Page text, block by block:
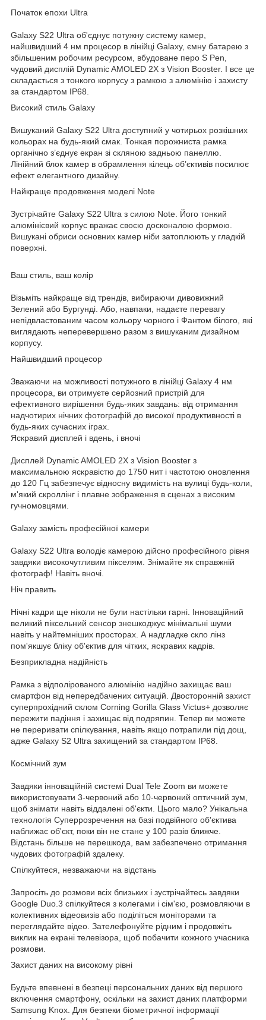
Початок епохи Ultra
Galaxy S22 Ultra об'єднує потужну систему камер,
найшвидший 4 нм процесор в лінійці Galaxy, ємну батарею з
збільшеним робочим ресурсом, вбудоване перо S Pen,
чудовий дисплій Dynamic AMOLED 2X з Vision Booster. І все це
складається з тонкого корпусу з рамкою з алюмінію і захисту
за стандартом IP68.
Високий стиль Galaxy
Вишуканий Galaxy S22 Ultra доступний у чотирьох розкішних
кольорах на будь-який смак. Тонкая порожниста рамка
органічно з’єднує екран зі скляною задньою панеллю.
Лінійний блок камер в обрамлення кілець об’єктивів посилює
ефект елегантного дизайну.
Найкраще продовження моделі Note
Зустрічайте Galaxy S22 Ultra з силою Note. Його тонкий
алюмінієвий корпус вражає своєю досконалою формою.
Вишукані обриси основних камер ніби затоплюють у гладкій
поверхні.
Ваш стиль, ваш колір
Візьміть найкраще від трендів, вибираючи дивовижний
Зелений або Бургунді. Або, навпаки, надаєте перевагу
непідвластованим часом кольору чорного і Фантом білого, які
виглядають неперевершено разом з вишуканим дизайном
корпусу.
Найшвидший процесор
Зважаючи на можливості потужного в лінійці Galaxy 4 нм
процесора, ви отримуєте серйозний пристрій для
ефективного вирішення будь-яких завдань: від отримання
надчотирих нічних фотографій до високої продуктивності в
будь-яких сучасних іграх.
Яскравий дисплей і вдень, і вночі
Дисплей Dynamic AMOLED 2X з Vision Booster з
максимальною яскравістю до 1750 нит і частотою оновлення
до 120 Гц забезпечує відносну видимість на вулиці будь-коли,
м'який скроллінг і плавне зображення в сценах з високим
гучномовцями.
Galaxy замість професійної камери
Galaxy S22 Ultra володіє камерою дійсно професійного рівня
завдяки високочутливим пікселям. Знімайте як справжній
фотограф! Навіть вночі.
Ніч править
Нічні кадри ще ніколи не були настільки гарні. Інноваційний
великий піксельний сенсор знешкоджує мінімальні шуми
навіть у найтемніших просторах. А надгладке скло лінз
пом'якшує бліку об'єктив для чітких, яскравих кадрів.
Безприкладна надійність
Рамка з відполірованого алюмінію надійно захищає ваш
смартфон від непередбачених ситуацій. Двосторонній захист
суперпрохідний склом Corning Gorilla Glass Victus+ дозволяє
пережити падіння і захищає від подряпин. Тепер ви можете
не переривати спілкування, навіть якщо потрапили під дощ,
адже Galaxy S2 Ultra захищений за стандартом IP68.
Космічний зум
Завдяки інноваційній системі Dual Tele Zoom ви можете
використовувати 3-червоний або 10-червоний оптичний зум,
щоб знімати навіть віддалені об'єкти. Цього мало? Унікальна
технологія Суперрозречення на базі подвійного об'єктива
наближає об'єкт, поки він не стане у 100 разів ближче.
Відстань більше не перешкода, вам забезпечено отримання
чудових фотографій здалеку.
Спілкуйтеся, незважаючи на відстань
Запросіть до розмови всіх близьких і зустрічайтесь завдяки
Google Duo.3 спілкуйтеся з колегами і сім'єю, розмовляючи в
колективних відеовизів або поділіться моніторами та
переглядайте відео. Зателефонуйте рідним і продовжіть
виклик на екрані телевізора, щоб побачити кожного учасника
розмови.
Захист даних на високому рівні
Будьте впевнені в безпеці персональних даних від першого
включення смартфону, оскільки на захист даних платформи
Samsung Knox. Для безпеки біометричної інформації